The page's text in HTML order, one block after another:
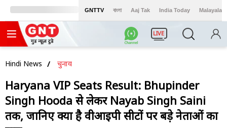
GNTTV বাংলা Aaj Tak India Today Malayalam
LIVE
Hindi News चुनाव
Haryana VIP Seats Result: Bhupinder
Singh Hooda से लेकर Nayab Singh Saini
तक, जानिए क्या है वीआईपी सीटों पर बड़े नेताओं का